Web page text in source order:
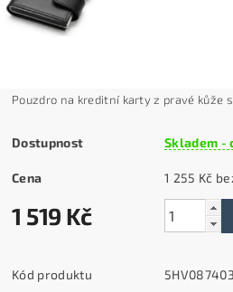
Pouzdro na kreditní karty z pravé kůže
Dostupnost Skladem -
Cena 1
1 519 Kč
Kód produktu 5HV087403